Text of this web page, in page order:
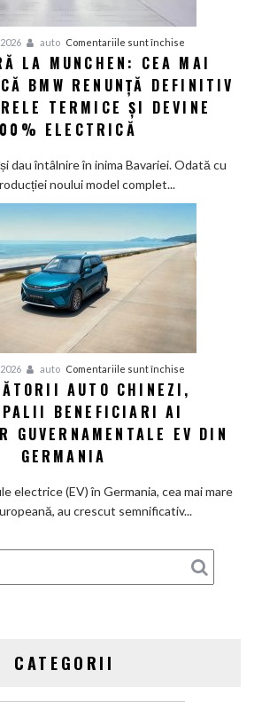
șapte
noi
auto Comentariile sunt închise
O
nouă
eră
Cea
BMW
renunță
și
100%
LA MUNCHEN: CEA MAI
BMW RENUNȚĂ DEFINITIV
TERMICE ȘI DEVINE
ELECTRICĂ
dau întâlnire în inima Bavariei. Odată cu
noului model complet...
auto Comentariile sunt închise
chinezi,
din
Germania
AUTO CHINEZI,
BENEFICIARI AI
GUVERNAMENTALE EV DIN
GERMANIA
electrice (EV) în Germania, cea mai mare
au crescut semnificativ...
CATEGORII